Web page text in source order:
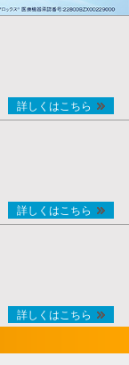
詳しくはこちら
詳しくはこちら
詳しくはこちら